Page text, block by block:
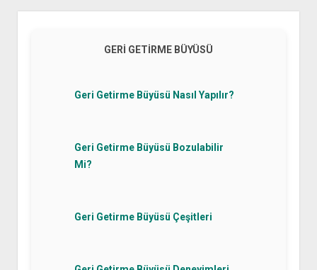
GERI GETIRME BÜYÜSÜ
Geri Getirme Büyüsü Nasıl Yapılır?
Geri Getirme Büyüsü Bozulabilir
Mi?
Geri Getirme Büyüsü Çeşitleri